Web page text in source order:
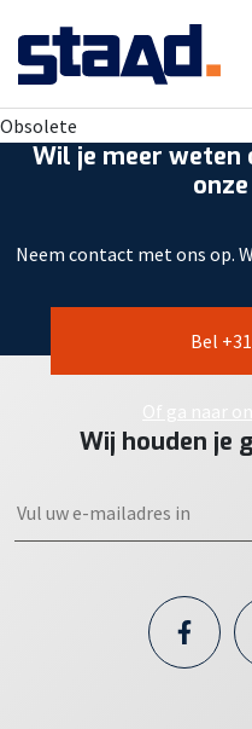
Obsolete
Wil je meer weten
Neem contact met ons op.
Bel
Of ga naar
Wij houden je